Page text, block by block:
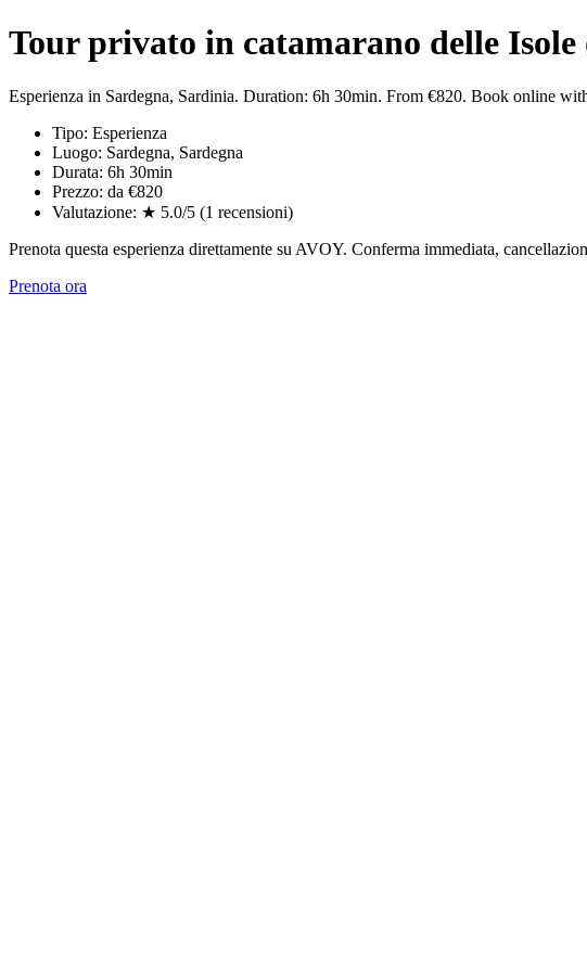
Tour privato in catamarano delle
Esperienza in Sardegna, Sardinia. Duration: 6h 30min. From €820. Book online
Tipo: Esperienza
Luogo: Sardegna, Sardegna
Durata: 6h 30min
Prezzo: da €820
Valutazione: ★ 5.0/5 (1 recensioni)
Prenota questa esperienza direttamente su AVOY. Conferma immediata,
Prenota ora